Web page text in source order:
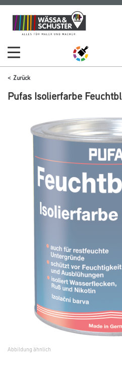
Zum
Inhalt
Zum
Navigationsmenü
Zurück
Pufas Isolierfarbe
Abbildung ähnlich